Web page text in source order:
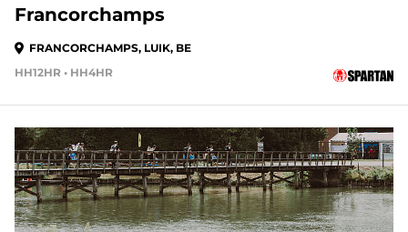
Francorchamps
FRANCORCHAMPS, LUIK, BE
HH12HR • HH4HR